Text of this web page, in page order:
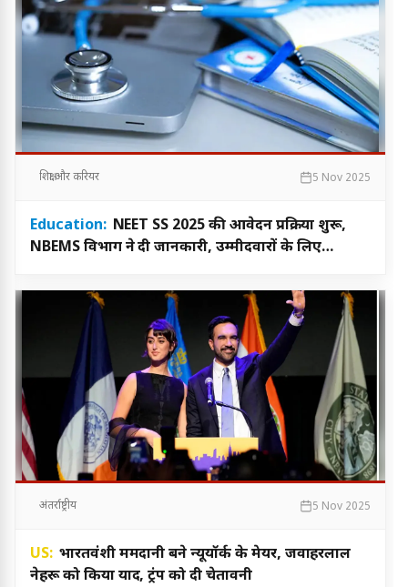
शिक्षा और करियर 5 Nov 2025
Education: NEET SS 2025 की आवेदन प्रक्रिया शुरू,
NBEMS विभाग ने दी जानकारी, उम्मीदवारों के लिए
अंतर्राष्ट्रीय 5 Nov 2025
US: भारतवंशी ममदानी बने न्यूयॉर्क के मेयर, जवाहरलाल
नेहरू को किया याद, ट्रंप को दी चेतावनी